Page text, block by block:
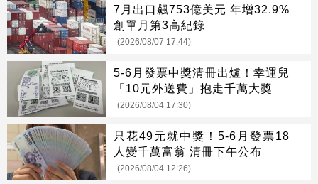
7月出口飆753億美元 年增32.9%
創單月第3高紀錄
(2026/08/07 17:44)
5-6月發票中獎清冊出爐！幸運兒
「10元外送費」抱走千萬大獎
(2026/08/04 17:30)
只花49元就中獎！5-6月發票18
人變千萬富翁 清冊下午公布
(2026/08/04 12:26)